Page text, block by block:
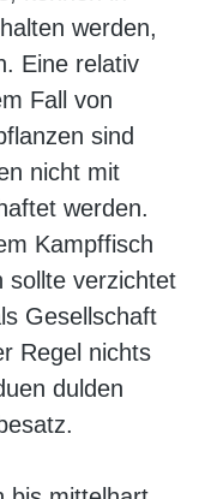
werden,
Eine relativ
Fall von
sind
nicht mit
werden.
Kampffisch
sollte verzichtet
Gesellschaft
Regel nichts
dulden